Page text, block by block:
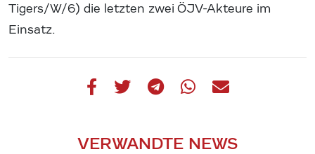
Tigers/W/6) die letzten zwei ÖJV-Akteure im
Einsatz.
VERWANDTE NEWS